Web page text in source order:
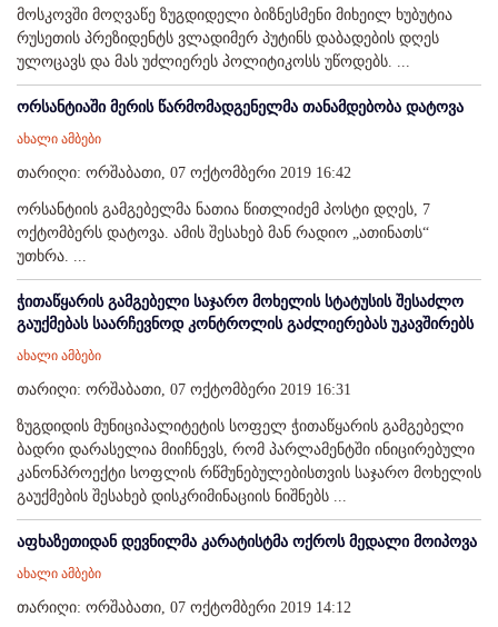
მოსკოვში მოღვაწე ზუგდიდელი ბიზნესმენი მიხეილ ხუბუტია
რუსეთის პრეზიდენტს ვლადიმერ პუტინს დაბადების დღეს
ულოცავს და მას უძლიერეს პოლიტიკოსს უწოდებს. ...
ორსანტიაში მერის წარმომადგენელმა თანამდებობა დატოვა
ახალი ამბები
თარიღი: ორშაბათი, 07 ოქტომბერი 2019 16:42
ორსანტიის გამგებელმა ნათია წითლიძემ პოსტი დღეს, 7
ოქტომბერს დატოვა. ამის შესახებ მან რადიო „ათინათს“
უთხრა. ...
ჭითაწყარის გამგებელი საჯარო მოხელის სტატუსის შესაძლო
გაუქმებას საარჩევნოდ კონტროლის გაძლიერებას უკავშირებს
ახალი ამბები
თარიღი: ორშაბათი, 07 ოქტომბერი 2019 16:31
ზუგდიდის მუნიციპალიტეტის სოფელ ჭითაწყარის გამგებელი
ბადრი დარასელია მიიჩნევს, რომ პარლამენტში ინიცირებული
კანონპროექტი სოფლის რწმუნებულებისთვის საჯარო მოხელის
გაუქმების შესახებ დისკრიმინაციის ნიშნებს ...
აფხაზეთიდან დევნილმა კარატისტმა ოქროს მედალი მოიპოვა
ახალი ამბები
თარიღი: ორშაბათი, 07 ოქტომბერი 2019 14:12